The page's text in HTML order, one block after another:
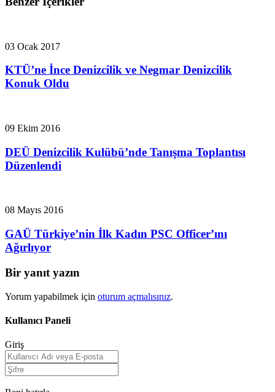
03 Ocak 2017
KTÜ’ne İnce Denizcilik ve Negmar Denizcilik
Konuk Oldu
09 Ekim 2016
DEÜ Denizcilik Kulübü’nde Tanışma Toplantısı
Düzenlendi
08 Mayıs 2016
GAÜ Türkiye’nin İlk Kadın PSC Officer’ını
Ağırlıyor
Bir yanıt yazın
Yorum yapabilmek için oturum açmalısınız.
Kullanıcı Paneli
Giriş